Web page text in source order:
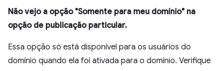
Não vejo a opção "Somente para meu domínio" na
opção de publicação particular.
Essa opção só está disponível para os usuários do
domínio quando ela foi ativada para o domínio. Verifique